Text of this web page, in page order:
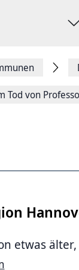
Tod von
etwas